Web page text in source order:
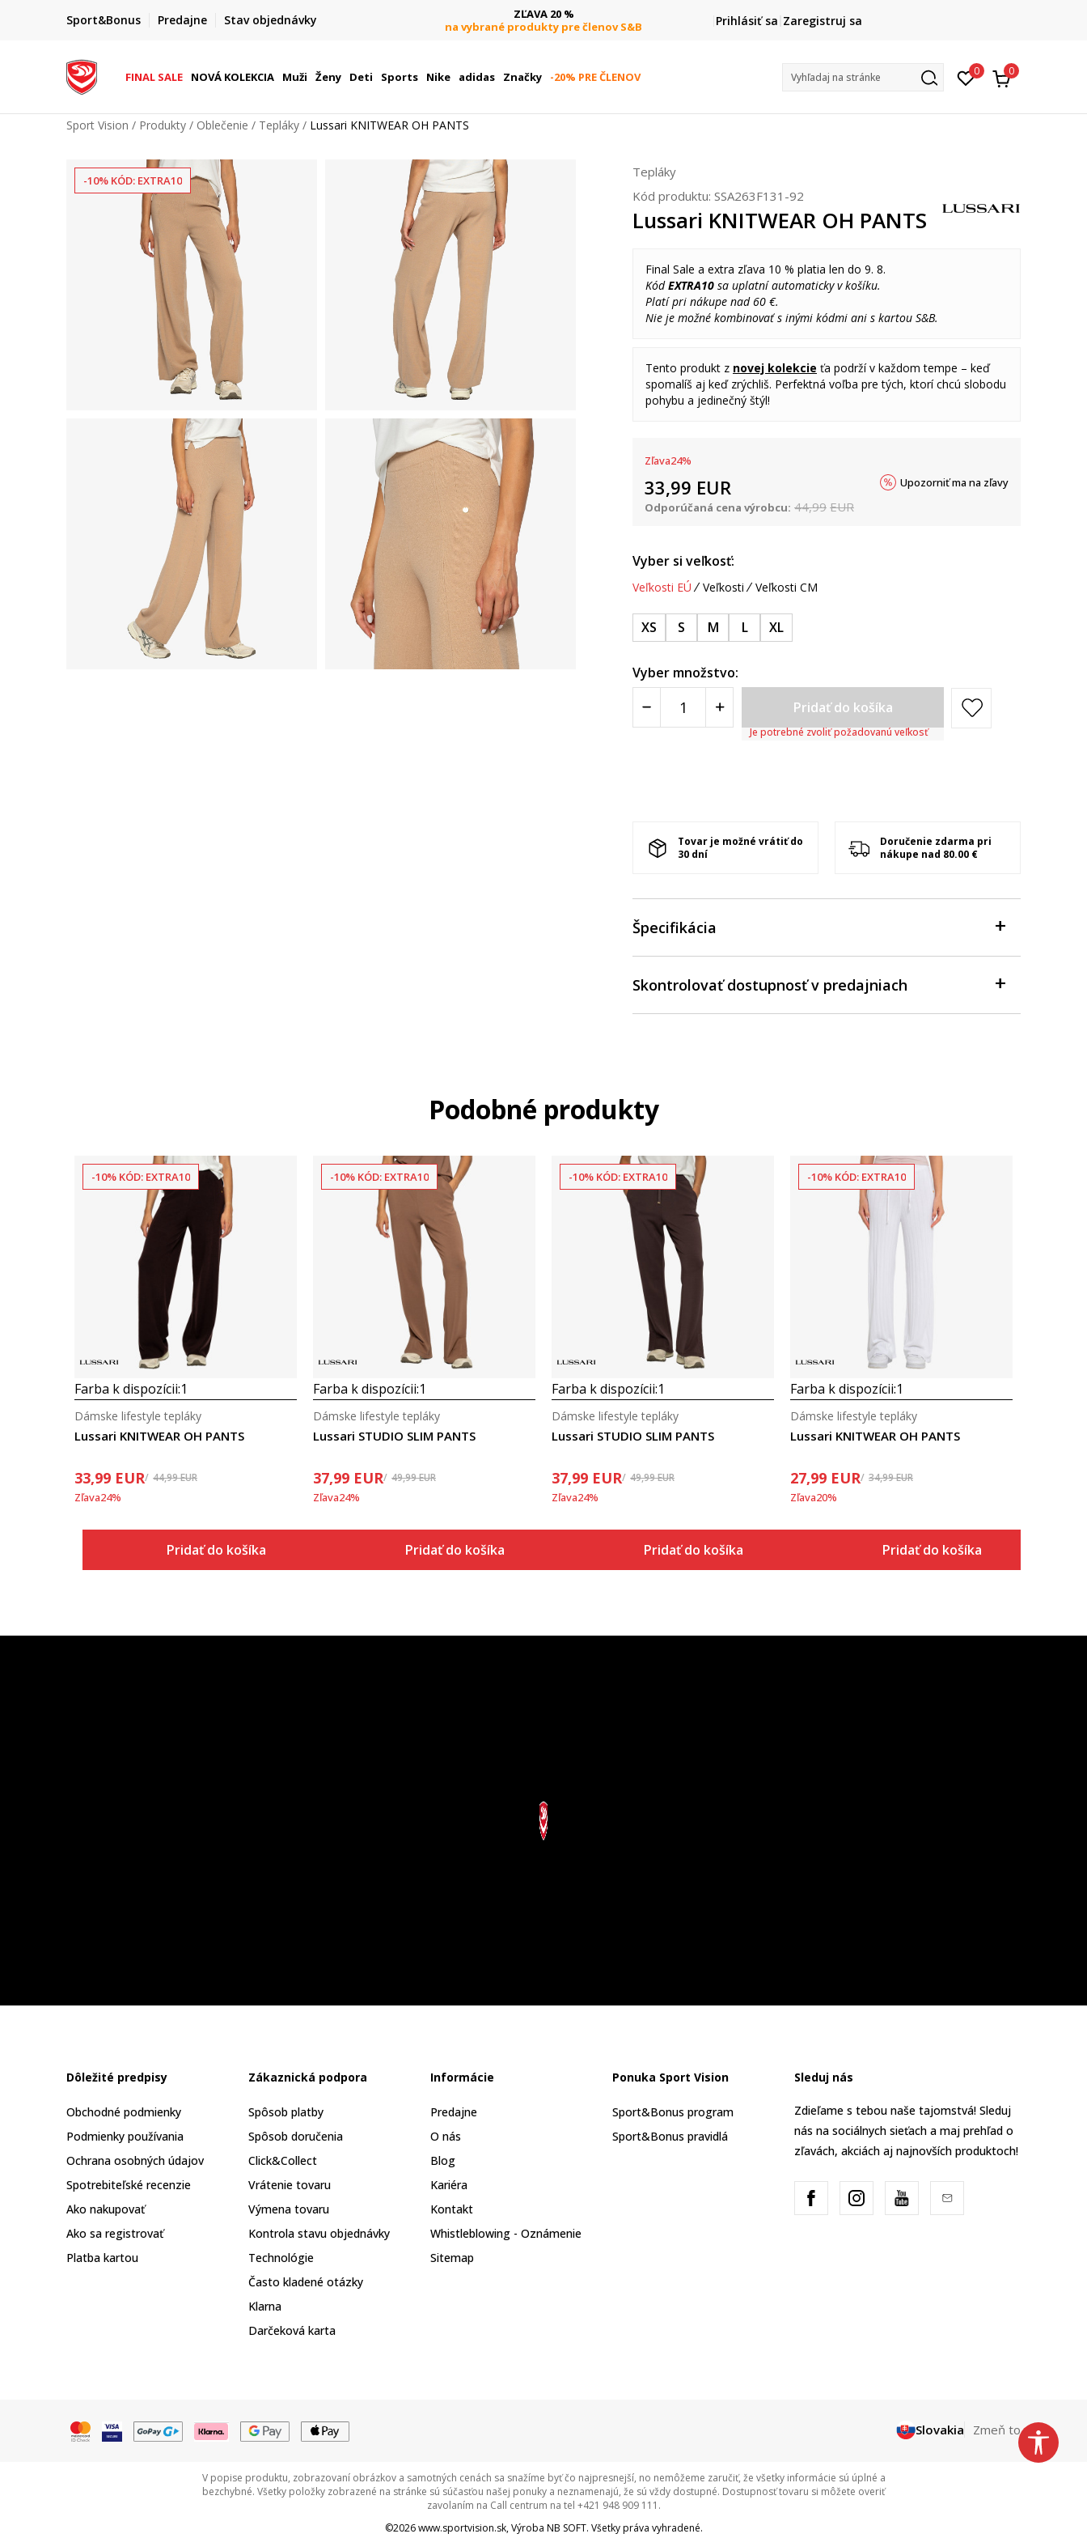
Sport&Bonus Predajne Stav objednávky
FINAL SALE AŽ -60 %
+ extra zľava 10 % len do 9. 8.
ZĽAVA 20 %
na vybrané produkty pre členov S&B
DOPRAVA ZADARMO
pri objednaní nad 80 € (neplatí pre Click&Collect)
Prihlásiť sa Zaregistruj sa
FINAL SALE NOVÁ KOLEKCIA Muži Ženy Deti Sports Nike adidas Značky -20% PRE ČLENOV Vyhľadaj na stránke 0 0
Sport Vision Produkty Oblečenie Tepláky Lussari KNITWEAR OH PANTS
-10% KÓD: EXTRA10
Tepláky
Kód produktu: SSA263F131-92
Lussari KNITWEAR OH PANTS
Final Sale a extra zľava 10 % platia len do 9. 8.
KódEXTRA10 sa uplatní automaticky v košíku.
Platí pri nákupe nad 60 €.
Nie je možné kombinovať s inými kódmi ani s kartou S&B.
Tento produkt z novej kolekcie ťa podrží v každom tempe – keď
spomalíš aj keď zrýchliš. Perfektná voľba pre tých, ktorí chcú slobodu
pohybu a jedinečný štýl!
Zľava24%
33,99 EUR
Odporúčaná cena výrobcu: 44,99 EUR
Upozorniť ma na zľavy
Vyber si veľkosť:
Veľkosti EÚ Veľkosti Veľkosti CM
XS S M L XL
Vyber množstvo:
Pridať do košíka
Je potrebné zvoliť požadovanú veľkosť
Tovar je možné vrátiť do
30 dní
Doručenie zdarma pri
nákupe nad 80.00 €
Špecifikácia
Skontrolovať dostupnosť v predajniach
Podobné produkty
-10% KÓD: EXTRA10
Farba k dispozícii:1
Lussari KNITWEAR OH PANTS
Dámske lifestyle tepláky
33,99 EUR 44,99EUR
Zľava24%
Pridať do košíka
-10% KÓD: EXTRA10
Farba k dispozícii:1
Lussari STUDIO SLIM PANTS
Dámske lifestyle tepláky
37,99 EUR 49,99EUR
Zľava24%
Pridať do košíka
-10% KÓD: EXTRA10
Farba k dispozícii:1
Lussari STUDIO SLIM PANTS
Dámske lifestyle tepláky
37,99 EUR 49,99EUR
Zľava24%
Pridať do košíka
-10% KÓD: EXTRA10
Farba k dispozícii:1
Lussari KNITWEAR OH PANTS
Dámske lifestyle tepláky
27,99 EUR 34,99EUR
Zľava20%
Pridať do košíka
Dôležité predpisy
Obchodné podmienky
Podmienky používania
Ochrana osobných údajov
Spotrebiteľské recenzie
Ako nakupovať
Ako sa registrovať
Platba kartou
Zákaznická podpora
Spôsob platby
Spôsob doručenia
Click&Collect
Vrátenie tovaru
Výmena tovaru
Kontrola stavu objednávky
Technológie
Často kladené otázky
Klarna
Darčeková karta
Informácie
Predajne
O nás
Blog
Kariéra
Kontakt
Whistleblowing - Oznámenie
Sitemap
Ponuka Sport Vision
Sport&Bonus program
Sport&Bonus pravidlá
Sleduj nás
Zdieľame s tebou naše tajomstvá! Sleduj
nás na sociálnych sieťach a maj prehľad o
zľavách, akciách aj najnovších produktoch!
Slovakia Zmeň to
V popise produktu, zobrazovaní obrázkov a samotných cenách sa snažíme byť čo najpresnejší, no nemôžeme zaručiť, že všetky informácie sú úplné a
bezchybné. Všetky položky zobrazené na stránke sú súčasťou našej ponuky a neznamenajú, že sú vždy dostupné. Dostupnosť tovaru si môžete overiť
zavolaním na Call centrum na tel +421 948 909 111.
©2026www.sportvision.sk, Výroba NB SOFT. Všetky práva vyhradené.